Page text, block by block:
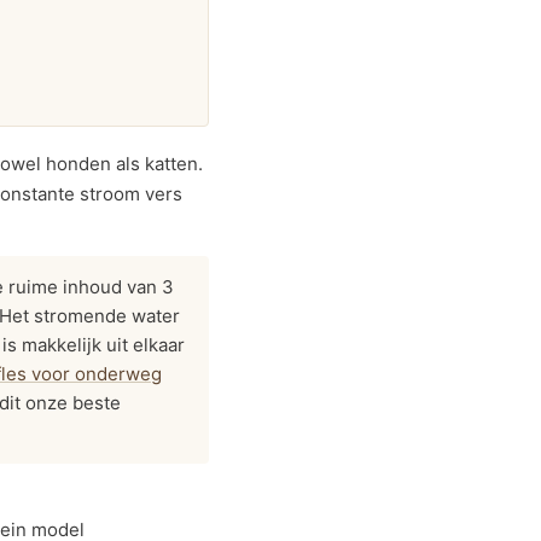
honden als katten.
stroom vers
inhoud van 3
stromende water
makkelijk uit elkaar
voor onderweg
onze beste
model